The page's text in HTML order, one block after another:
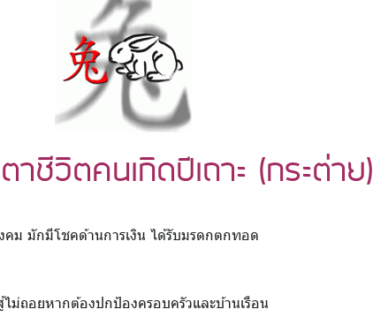
ชีวิตคนเกิดปีเถาะ (กระต่าย)
ม มักมีโชคด้านการเงิน ได้รับมรดกตกทอด
ม่ถอยหากต้องปกป้องครอบครัวและบ้านเรือน